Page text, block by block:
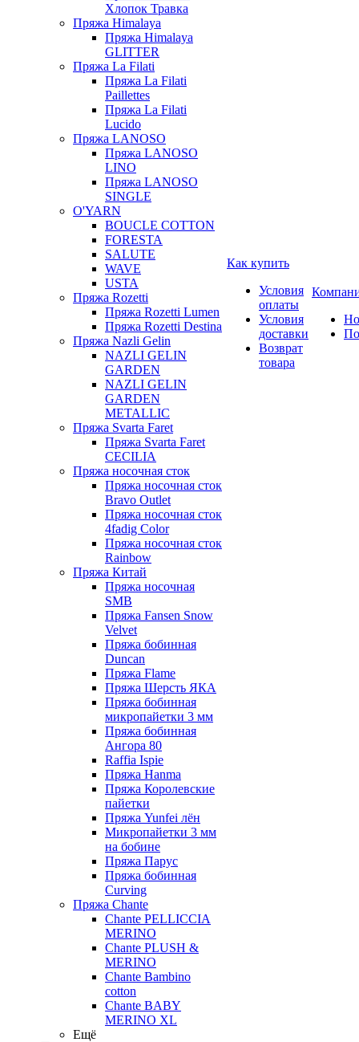
Хлопок Травка
Пряжа Himalaya
Пряжа Himalaya
GLITTER
Пряжа La Filati
Пряжа La Filati
Paillettes
Пряжа La Filati
Lucido
Пряжа LANOSO
Пряжа LANOSO
LINO
Пряжа LANOSO
SINGLE
O'YARN
BOUCLE COTTON
FORESTA
SALUTE
WAVE
USTA
Пряжа Rozetti
Пряжа Rozetti Lumen
Пряжа Rozetti Destina
Пряжа Nazli Gelin
NAZLI GELIN
GARDEN
NAZLI GELIN
GARDEN
METALLIC
Пряжа Svarta Faret
Пряжа Svarta Faret
CECILIA
Пряжа носочная сток
Пряжа носочная сток
Bravo Outlet
Пряжа носочная сток
4fadig Color
Пряжа носочная сток
Rainbow
Пряжа Китай
Пряжа носочная
SMB
Пряжа Fansen Snow
Velvet
Пряжа бобинная
Duncan
Пряжа Flame
Пряжа Шерсть ЯКА
Пряжа бобинная
микропайетки 3 мм
Пряжа бобинная
Ангора 80
Raffia Ispie
Пряжа Hanma
Пряжа Королевские
пайетки
Пряжа Yunfei лён
Микропайетки 3 мм
на бобине
Пряжа Парус
Пряжа бобинная
Curving
Пряжа Chante
Chante PELLICCIA
MERINO
Chante PLUSH &
MERINO
Chante Bambino
cotton
Chante BABY
MERINO XL
Ещё
Как купить
Условия
оплаты
Условия
доставки
Возврат
товара